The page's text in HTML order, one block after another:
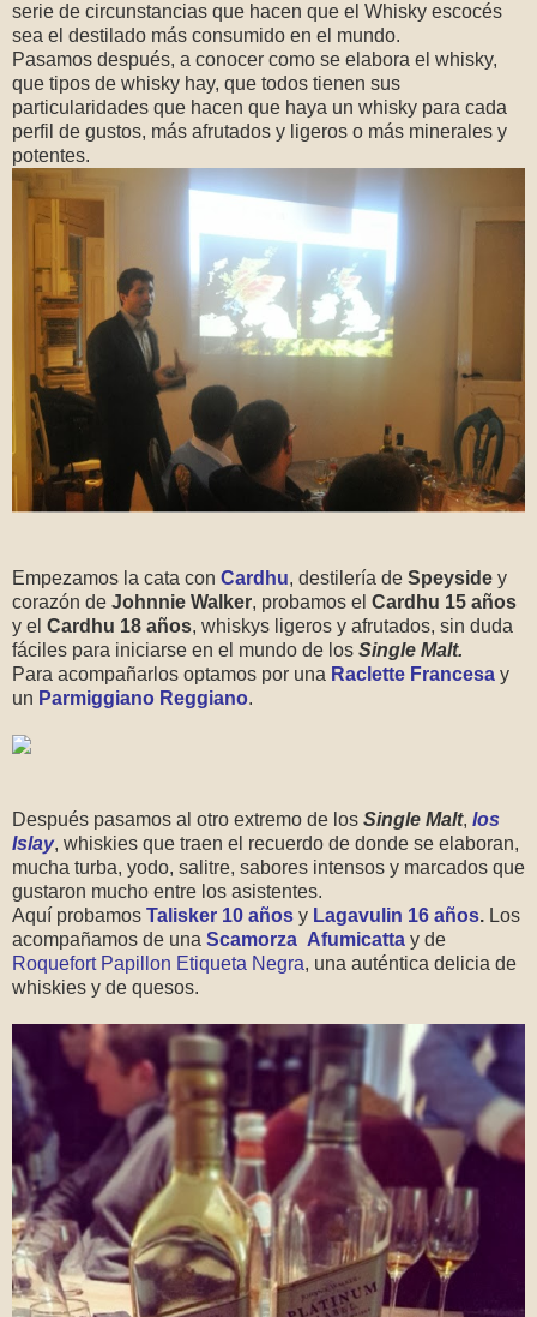
serie de circunstancias que hacen que el Whisky escocés
sea el destilado más consumido en el mundo.
Pasamos después, a conocer como se elabora el whisky,
que tipos de whisky hay, que todos tienen sus
particularidades que hacen que haya un whisky para cada
perfil de gustos, más afrutados y ligeros o más minerales y
potentes.
Empezamos la cata con Cardhu, destilería de Speyside y
corazón de Johnnie Walker, probamos el Cardhu 15 años
y el Cardhu 18 años, whiskys ligeros y afrutados, sin duda
fáciles para iniciarse en el mundo de los Single Malt.
Para acompañarlos optamos por una Raclette Francesa y
un Parmiggiano Reggiano.
Después pasamos al otro extremo de los Single Malt, los
Islay, whiskies que traen el recuerdo de donde se elaboran,
mucha turba, yodo, salitre, sabores intensos y marcados que
gustaron mucho entre los asistentes.
Aquí probamos Talisker 10 años y Lagavulin 16 años. Los
acompañamos de una Scamorza Afumicatta y de
Roquefort Papillon Etiqueta Negra, una auténtica delicia de
whiskies y de quesos.